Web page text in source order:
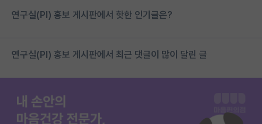
연구실(PI) 홍보 게시판에서 핫한 인기글은?
연구실(PI) 홍보 게시판에서 최근 댓글이 많이 달린 글